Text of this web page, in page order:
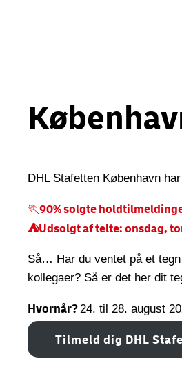
DHL Stafetten København
🏃90% solgte
⛺Udsolgt af telte: onsdag,
Så… Har du ventet på et
kollegaer? Så er det her dit
Hvornår? 24. til 28. august
Tilmeld dig DHL